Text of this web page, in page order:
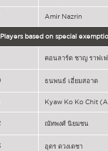
Amir Nazrin
based on special
คอนลาร์ด ชาญ ราฟเ
ธนพนธ์ เอี่ยมสอาด
Kyaw Ko Ko Chit
ณัทพงศ์ นิยมชน
อุดร ดวงเดชา